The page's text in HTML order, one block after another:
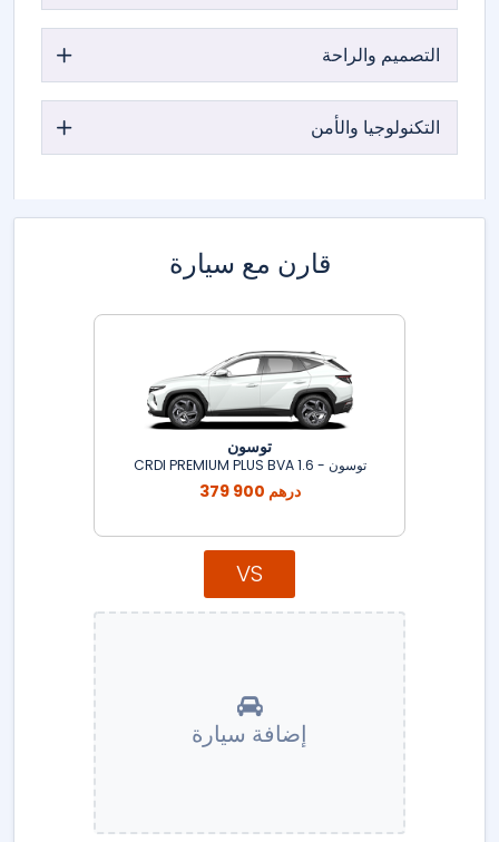
التصميم والراحة
التكنولوجيا والأمن
قارن مع سيارة
توسون
توسون - 1.6 CRDI PREMIUM PLUS BVA
379 900 درهم
VS
إضافة سيارة